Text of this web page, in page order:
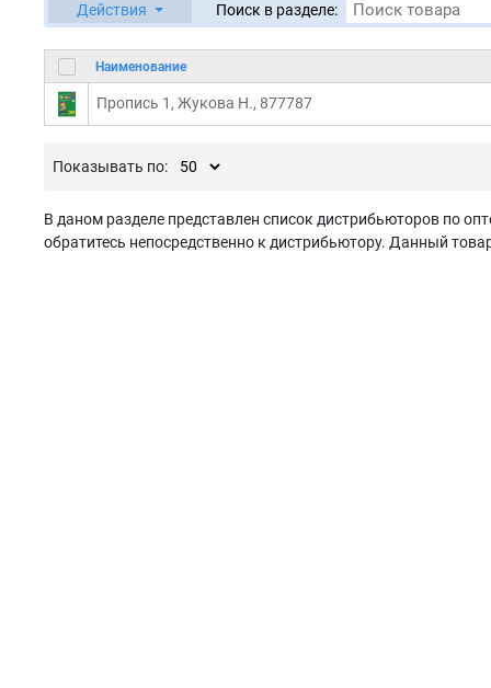
Действия Поиск в разделе:
Наименование
Пропись 1, Жукова Н., 877787
Показывать по:
В даном разделе представлен список дистрибьюторов по
обратитесь непосредственно к дистрибьютору. Данный